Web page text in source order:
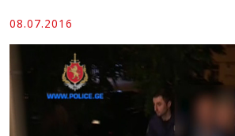
08.07.2016